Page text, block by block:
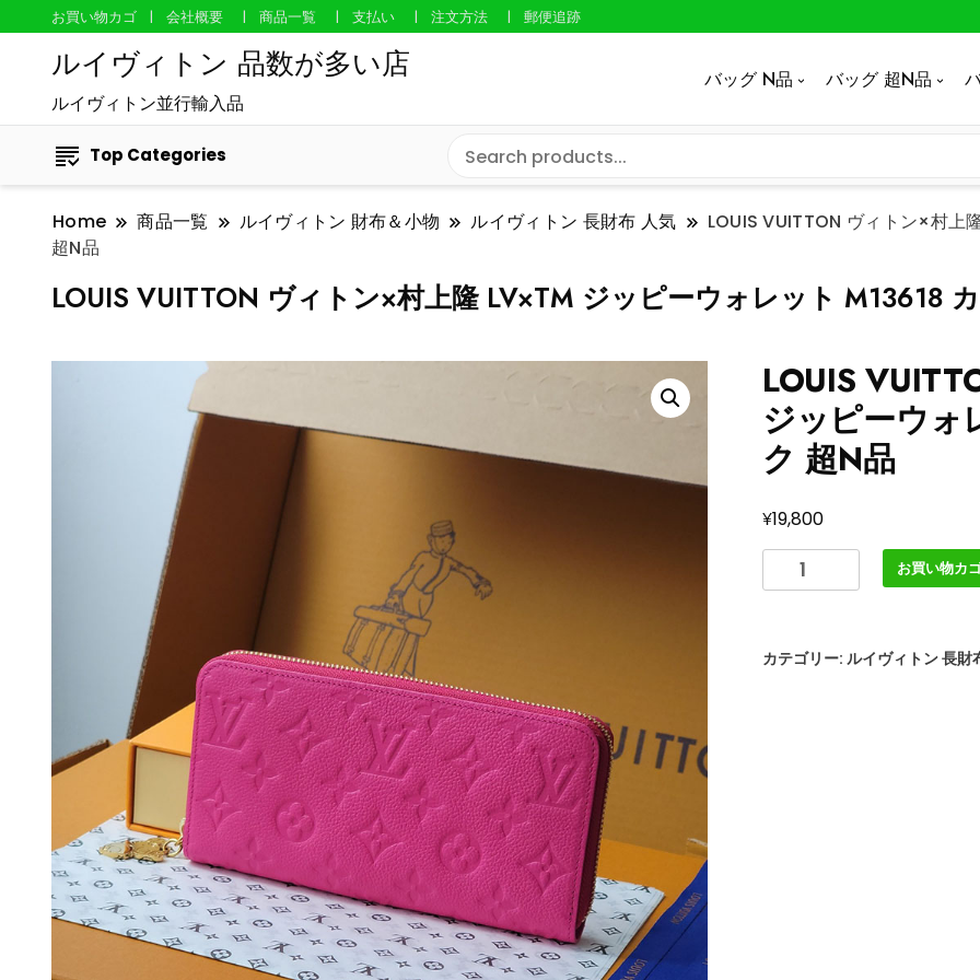
お買い物カゴ 会社概要 商品一覧 支払い 注文方法 郵便追跡
ルイヴィトン 品数が多い店
ルイヴィトン並行輸入品
バッグ N品 バッグ 超N品
Top Categories
Home 商品一覧 ルイヴィトン 財布＆小物 ルイヴィトン 長財布 人気
LOUIS VUITTON ヴィトン×村上
超N品
LOUIS VUITTON ヴィトン×村上隆 LV×TM ジッピーウォレット M13618
LOUIS
ジッピーウォ
ク 超N品
¥19,800
LOUIS
VUITTON
ト
お買い物カ
カテゴリー: ルイヴィトン 長財